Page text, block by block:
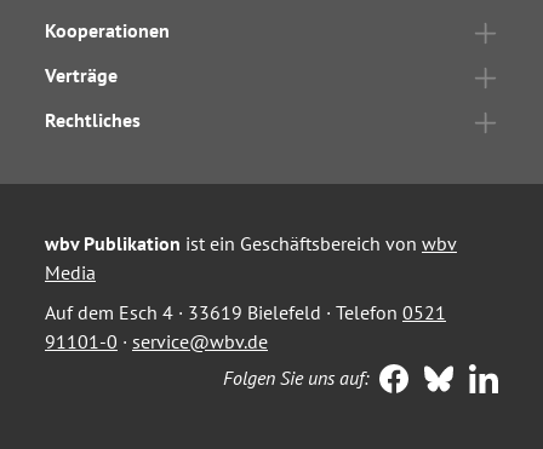
Kooperationen
Verträge
Rechtliches
wbv Publikation ist ein Geschäftsbereich von wbv
Media
Auf dem Esch 4 · 33619 Bielefeld · Telefon 0521
91101-0 · service@wbv.de
Folgen Sie uns auf: